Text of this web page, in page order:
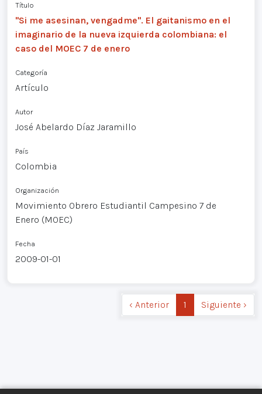
Título
"Si me asesinan, vengadme". El gaitanismo en el
imaginario de la nueva izquierda colombiana: el
caso del MOEC 7 de enero
Categoría
Artículo
Autor
José Abelardo Díaz Jaramillo
País
Colombia
Organización
Movimiento Obrero Estudiantil Campesino 7 de
Enero (MOEC)
Fecha
2009-01-01
‹ Anterior 1 Siguiente ›